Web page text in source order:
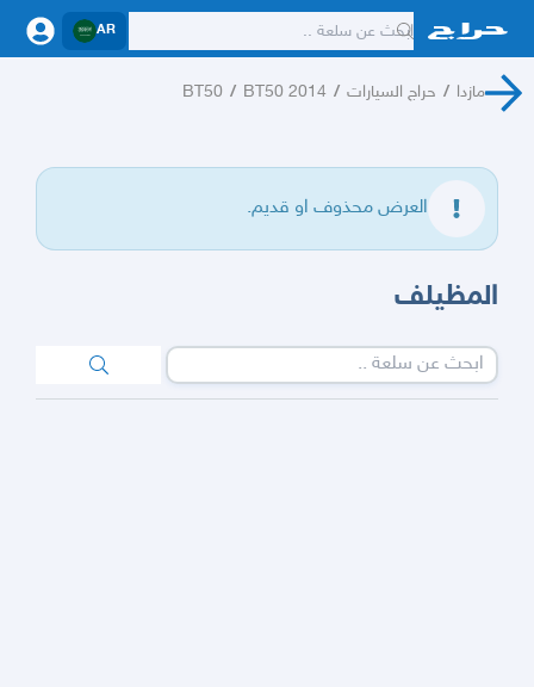
AR
مازدا / حراج السيارات /
BT50 2014
/
BT50
العرض محذوف او قديم.
المظيلف